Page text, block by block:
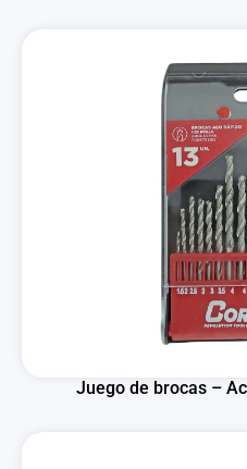
Juego de brocas –